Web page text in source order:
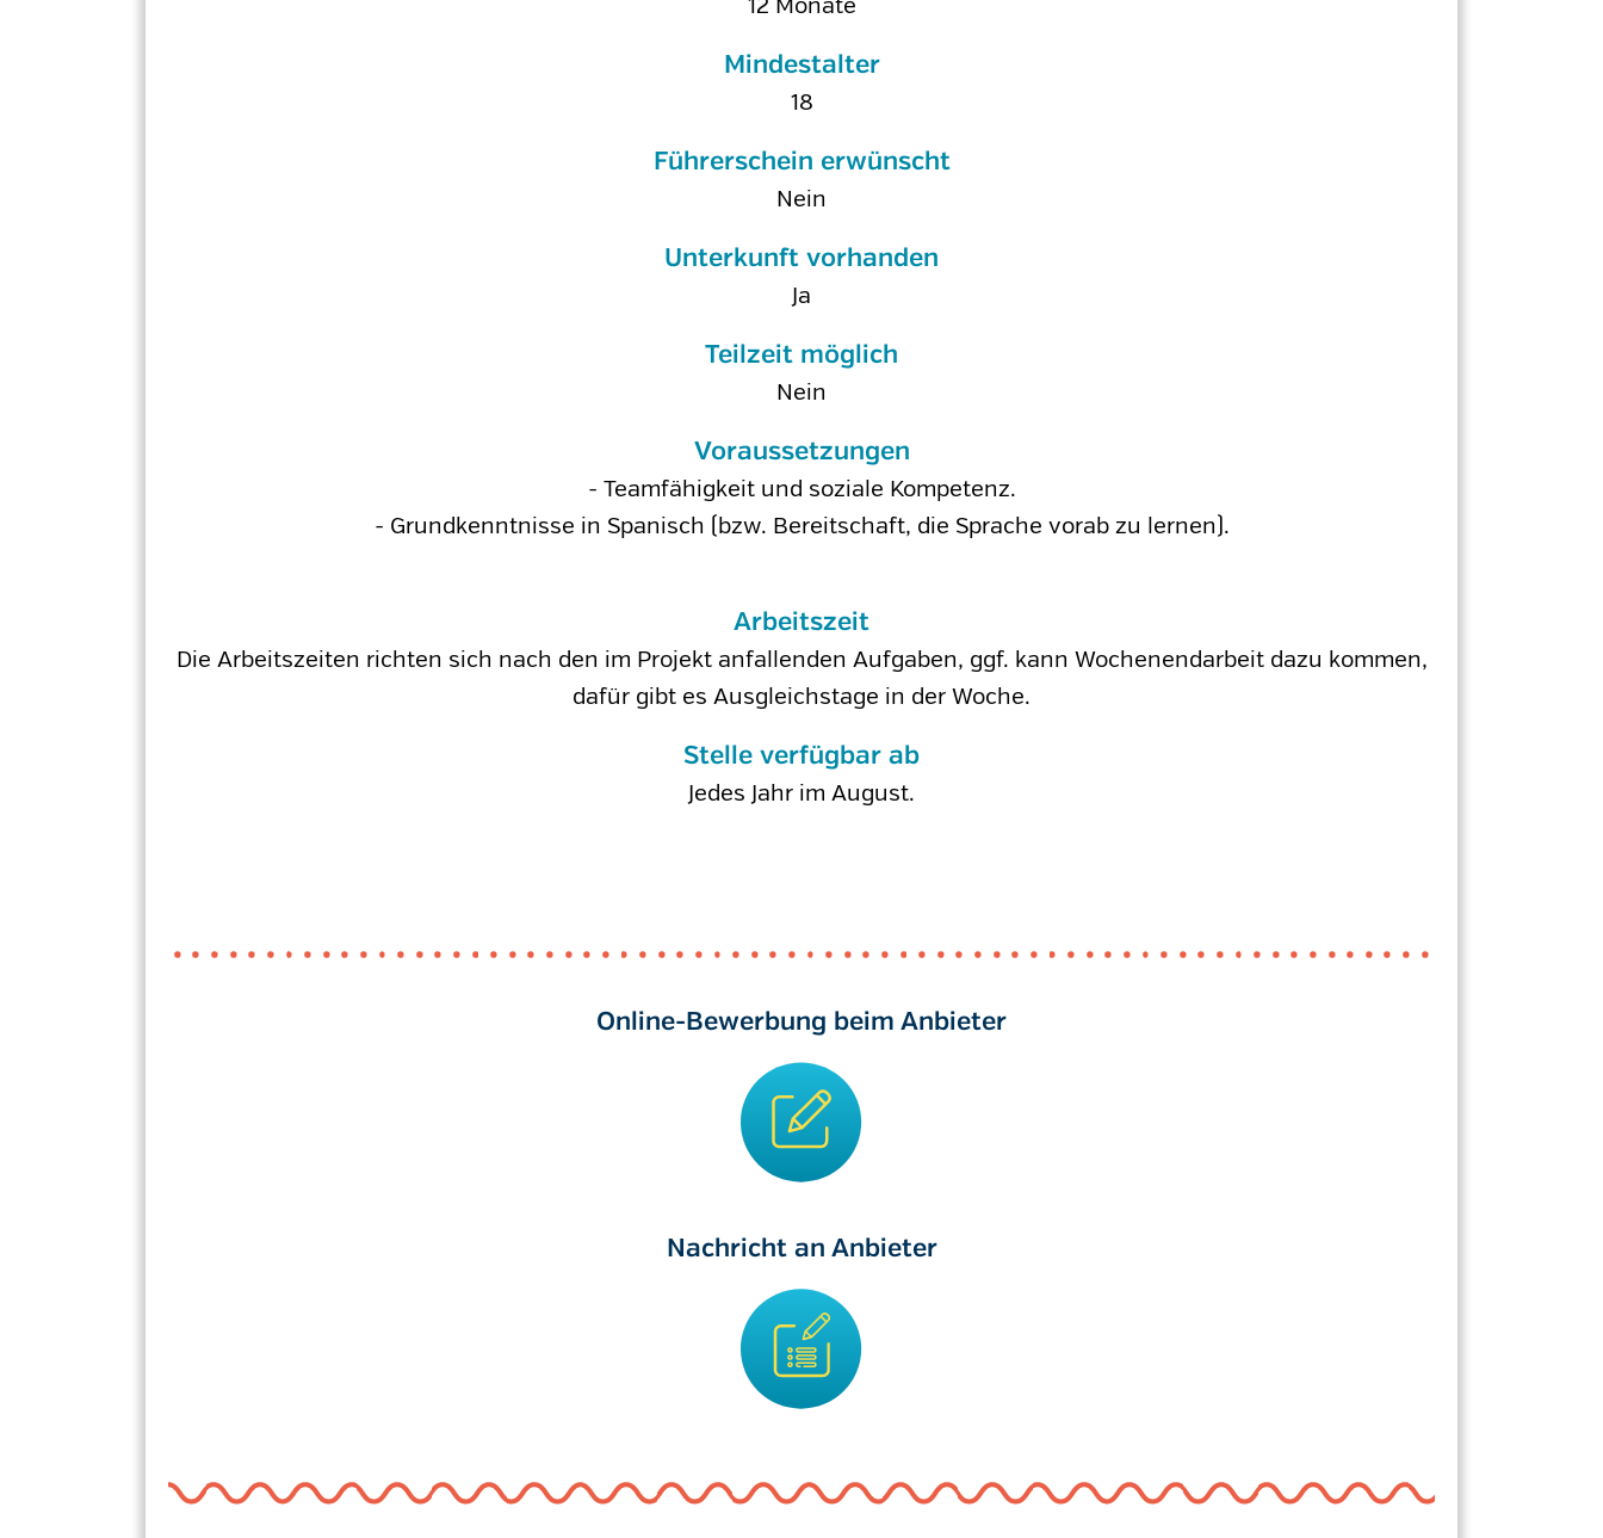
12 Monate
Mindestalter
18
Führerschein erwünscht
Nein
Unterkunft vorhanden
Ja
Teilzeit möglich
Nein
Voraussetzungen
- Teamfähigkeit und soziale Kompetenz.
- Grundkenntnisse in Spanisch (bzw. Bereitschaft, die Sprache vorab zu lernen).
Arbeitszeit
Die Arbeitszeiten richten sich nach den im Projekt anfallenden Aufgaben, ggf. kann Wochenendarbeit dazu kommen,
dafür gibt es Ausgleichstage in der Woche.
Stelle verfügbar ab
Jedes Jahr im August.
Online-Bewerbung beim Anbieter
Nachricht an Anbieter